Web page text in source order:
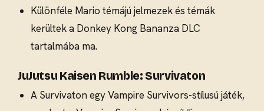
Különféle Mario témájú jelmezek és témák
kerültek a Donkey Kong Bananza DLC
tartalmába ma.
JuJutsu Kaisen Rumble: Survivaton
A Survivaton egy Vampire Survivors-stílusú játék,